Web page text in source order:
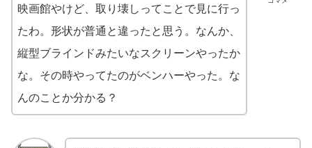
映画館やけど、取り壊しってことで見に行っ
たわ。形状が普通と違ったと思う。なんか、
縦型ブラインドみたいなスクリーンやったか
な。その時やってたのがベンハーやった。な
んのことか分かる？